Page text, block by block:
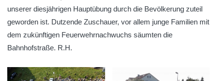
unserer diesjährigen Hauptübung durch die Bevölkerung zuteil
geworden ist. Dutzende Zuschauer, vor allem junge Familien mit
dem zukünftigen Feuerwehrnachwuchs säumten die
Bahnhofstraße. R.H.